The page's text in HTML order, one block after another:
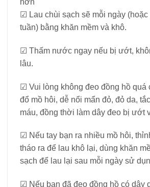
hơn
☑ Lau chùi sạch sẽ mỗi ngày (hoặc
tuần) bằng khăn mềm và khô.
☑ Thấm nước ngay nếu bị ướt,
lâu.
☑ Vui lòng không đeo đồng hồ quá
đổ mồ hôi, dễ nổi mẩn đỏ, đỏ da,
máu, đồng thời làm dây đeo bị ướt
☑ Nếu tay bạn ra nhiều mồ hôi,
tháo ra để lau khô lại, dùng khăn
sạch để lau lại sau mỗi ngày sử
☑ Nếu bạn đã đeo đồng hồ có dây